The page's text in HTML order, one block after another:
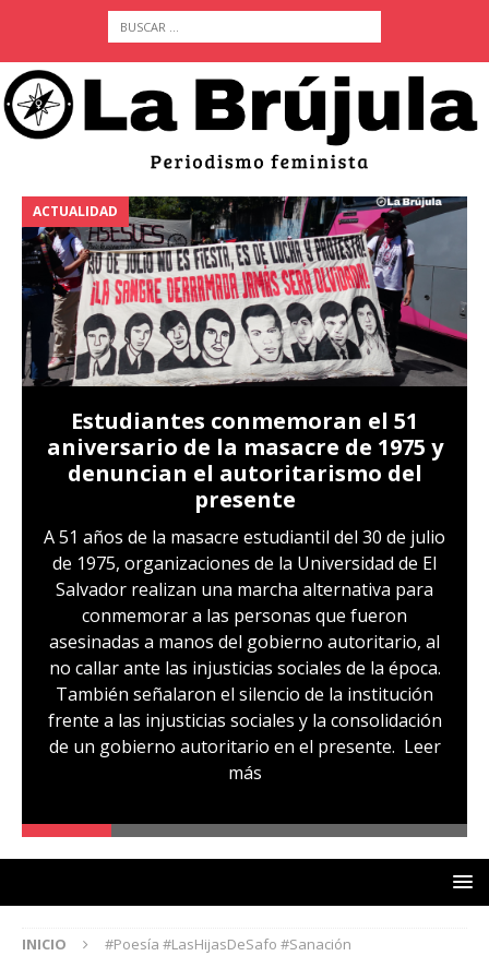
ACTUALIDAD
Estudiantes conmemoran el 51
aniversario de la masacre de 1975 y
denuncian el autoritarismo del
presente
A 51 años de la masacre estudiantil del 30 de julio
de 1975, organizaciones de la Universidad de El
Salvador realizan una marcha alternativa para
conmemorar a las personas que fueron
asesinadas a manos del gobierno autoritario, al
no callar ante las injusticias sociales de la época.
También señalaron el silencio de la institución
frente a las injusticias sociales y la consolidación
de un gobierno autoritario en el presente. Leer
más
INICIO #Poesía #LasHijasDeSafo #Sanación